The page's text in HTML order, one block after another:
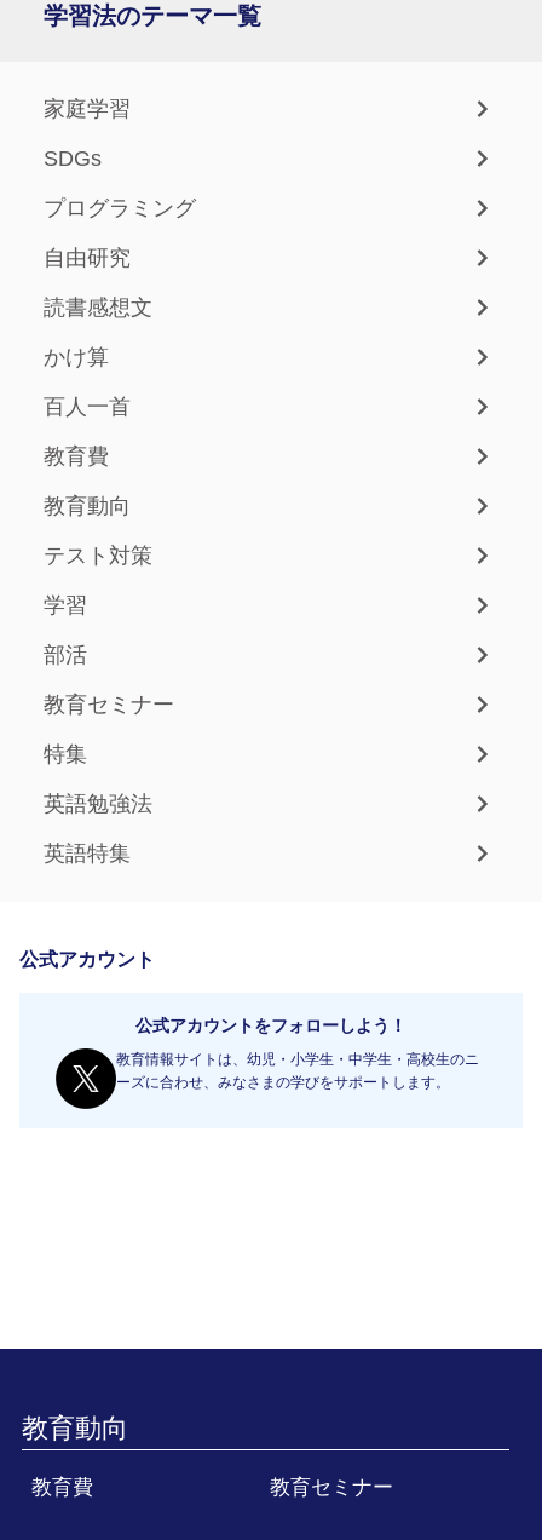
学習法のテーマ一覧
家庭学習
SDGs
プログラミング
自由研究
読書感想文
かけ算
百人一首
教育費
教育動向
テスト対策
学習
部活
教育セミナー
特集
英語勉強法
英語特集
公式アカウント
公式アカウントをフォローしよう！
教育情報サイトは、幼児・小学生・中学生・高校生のニ
ーズに合わせ、みなさまの学びをサポートします。
教育動向
教育費 教育セミナー